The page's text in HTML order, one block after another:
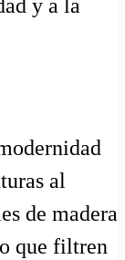
y a la
al
de madera
que filtren